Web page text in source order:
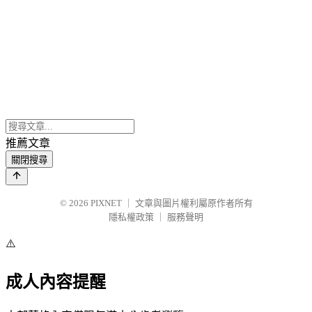
推薦文章
關閉搜尋
© 2026 PIXNET
文章與圖片權利屬原作者所有
隱私權政策
服務聲明
⚠️
成人內容提醒